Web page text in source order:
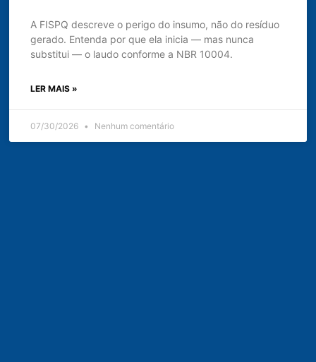
A FISPQ descreve o perigo do insumo, não do resíduo
gerado. Entenda por que ela inicia — mas nunca
substitui — o laudo conforme a NBR 10004.
LER MAIS »
07/30/2026 Nenhum comentário